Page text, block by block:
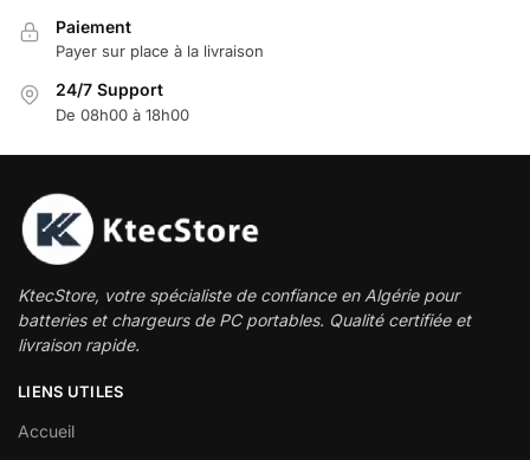
Paiement
Payer sur place à la livraison
24/7 Support
De 08h00 à 18h00
KtecStore, votre spécialiste de confiance en Algérie pour
batteries et chargeurs de PC portables. Qualité certifiée et
livraison rapide.
LIENS UTILES
Accueil